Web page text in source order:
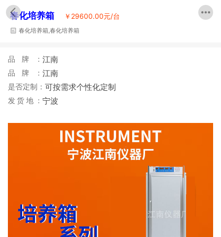
春化培养箱 ￥ 29600.00元/台
春化培养箱,春化培养箱
品牌： 江南
品牌： 江南
是否定制： 可按需求个性化定制
发货地： 宁波